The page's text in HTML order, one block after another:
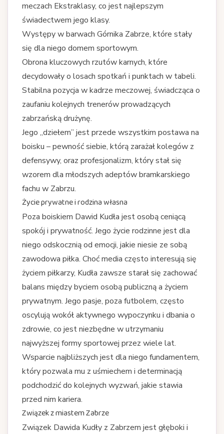
meczach Ekstraklasy, co jest najlepszym
świadectwem jego klasy.
Występy w barwach Górnika Zabrze, które stały
się dla niego domem sportowym.
Obrona kluczowych rzutów karnych, które
decydowały o losach spotkań i punktach w tabeli.
Stabilna pozycja w kadrze meczowej, świadcząca o
zaufaniu kolejnych trenerów prowadzących
zabrzańską drużynę.
Jego „dziełem” jest przede wszystkim postawa na
boisku – pewność siebie, którą zarażał kolegów z
defensywy, oraz profesjonalizm, który stał się
wzorem dla młodszych adeptów bramkarskiego
fachu w Zabrzu.
Życie prywatne i rodzina własna
Poza boiskiem Dawid Kudła jest osobą ceniącą
spokój i prywatność. Jego życie rodzinne jest dla
niego odskocznią od emocji, jakie niesie ze sobą
zawodowa piłka. Choć media często interesują się
życiem piłkarzy, Kudła zawsze starał się zachować
balans między byciem osobą publiczną a życiem
prywatnym. Jego pasje, poza futbolem, często
oscylują wokół aktywnego wypoczynku i dbania o
zdrowie, co jest niezbędne w utrzymaniu
najwyższej formy sportowej przez wiele lat.
Wsparcie najbliższych jest dla niego fundamentem,
który pozwala mu z uśmiechem i determinacją
podchodzić do kolejnych wyzwań, jakie stawia
przed nim kariera.
Związek z miastem Zabrze
Związek Dawida Kudły z Zabrzem jest głęboki i